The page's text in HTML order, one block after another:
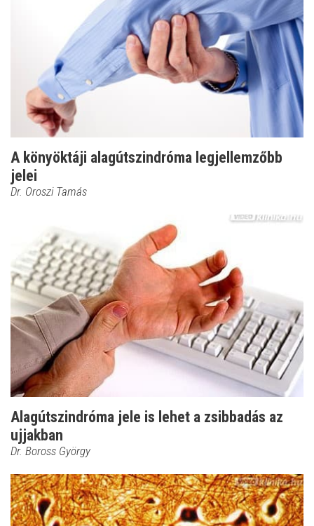
A könyöktáji alagútszindróma legjellemzőbb
jelei
Dr. Oroszi Tamás
Alagútszindróma jele is lehet a zsibbadás az
ujjakban
Dr. Boross György